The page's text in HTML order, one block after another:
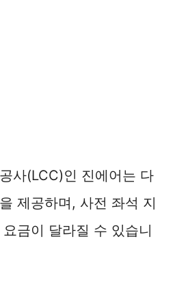
사(LCC)인 진에어는 다
제공하며, 사전 좌석 지
금이 달라질 수 있습니